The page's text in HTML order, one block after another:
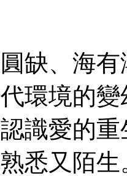
缺、海
環境的
識愛的
悉又陌生